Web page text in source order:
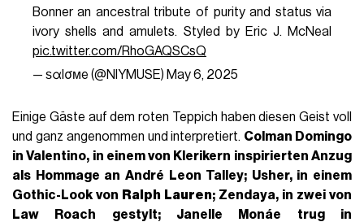
Bonner an ancestral tribute of purity and status via
ivory shells and amulets. Styled by Eric J. McNeal
pic.twitter.com/RhoGAQSCsQ
— ѕαlσмe (@NIYMUSE) May 6, 2025
Einige Gäste auf dem roten Teppich haben diesen Geist voll
und ganz angenommen und interpretiert. Colman Domingo
inValentino, in einem von Klerikern inspirierten Anzug
als Hommage an André Leon Talley; Usher, in einem
Gothic-Look von Ralph Lauren; Zendaya, in zwei von
Law Roach gestylt; Janelle Monáe trug in